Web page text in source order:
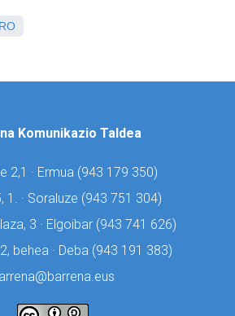
Komunikazio Taldea
2,1 · Ermua (943 179 350)
1. · Soraluze (943 751 304)
3 · Elgoibar (943 741 626)
behea · Deba (943 191 383)